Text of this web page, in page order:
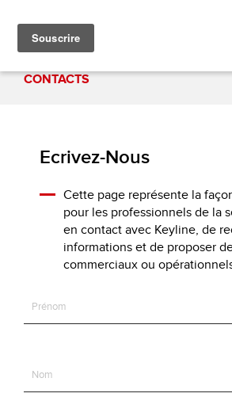
CONTACTS
Ecrivez-Nous
Cette page représente la
pour les professionnels de la
en contact avec Keyline, de
informations et de proposer
commerciaux ou